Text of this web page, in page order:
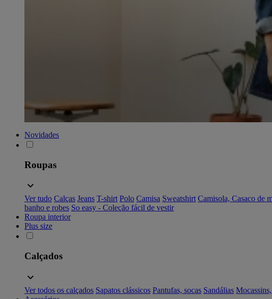
Novidades
Roupas
Ver tudo Calças Jeans T-shirt Polo Camisa Sweatshirt Camisola, Casaco de
banho e robes So easy - Coleção fácil de vestir
Roupa interior
Plus size
Calçados
Ver todos os calçados Sapatos clássicos Pantufas, socas Sandálias